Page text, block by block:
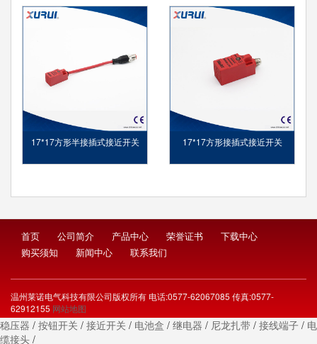
17*17方形半接插式接近开关 17*17方形接插式接近开关
首页 公司简介 产品中心 荣誉证书
下载中心
购买须知
新闻中心 联系我们
温州莱诺电气科技有限公司版权所有 电话:0577-62067085 传真:0577-
62912155 网站地图
稳压器 / 按钮开关 / 接近开关 / 电池盒 / 继电器 / 尼龙扎带 / 接线端子 / 电
缆接头 /